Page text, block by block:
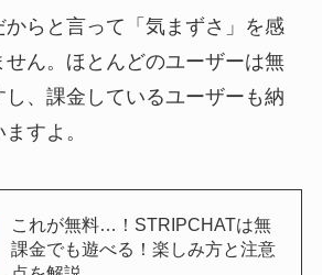
からと言って「気まずさ」を感
せん。ほとんどのユーザーは無
、課金しているユーザーも納
すよ。
これが無料…！STRIPCHATは無
課金でも遊べる！楽しみ方と注意